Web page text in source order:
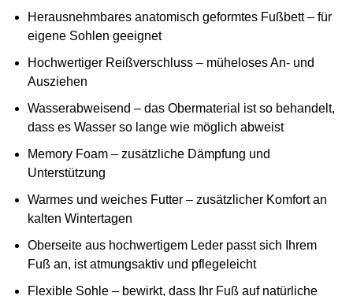
Herausnehmbares anatomisch geformtes Fußbett – für
eigene Sohlen geeignet
Hochwertiger Reißverschluss – müheloses An- und
Ausziehen
Wasserabweisend – das Obermaterial ist so behandelt,
dass es Wasser so lange wie möglich abweist
Memory Foam – zusätzliche Dämpfung und
Unterstützung
Warmes und weiches Futter – zusätzlicher Komfort an
kalten Wintertagen
Oberseite aus hochwertigem Leder passt sich Ihrem
Fuß an, ist atmungsaktiv und pflegeleicht
Flexible Sohle – bewirkt, dass Ihr Fuß auf natürliche